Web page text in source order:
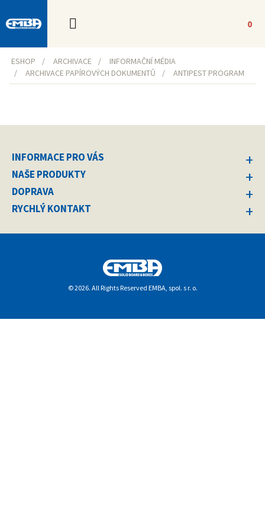
0
ESHOP ARCHIVACE
INFORMAČNÍ MÉDIA
ARCHIVACE PAPÍROVÝCH DOKUMENTŮ
ANTIPEST PROGRAM
INFORMACE PRO VÁS
NAŠE PRODUKTY
DOPRAVA
RYCHLÝ KONTAKT
© 2026. All Rights Reserved EMBA, spol. s r. o.